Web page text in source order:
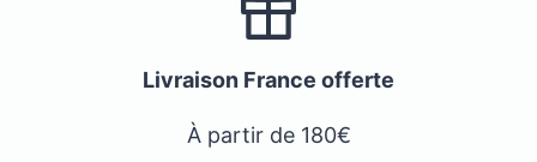
Livraison France offerte
À partir de 180€